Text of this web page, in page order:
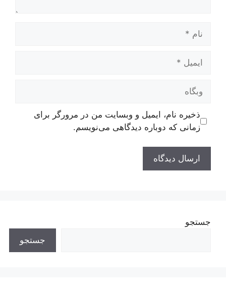
ایمیل
وبگاه
ذخیره نام، ایمیل و وبسایت من در مرورگر برای
زمانی که دوباره دیدگاهی می‌نویسم.
جستجو
جستجو